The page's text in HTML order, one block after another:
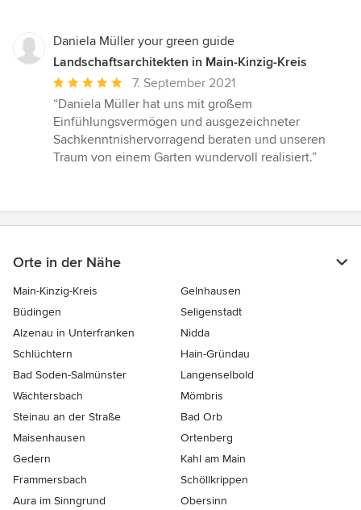
Daniela Müller your green guide
Landschaftsarchitekten in Main-Kinzig-Kreis
Durchschnittliche
Bewertung:
5
von
5
7. September 2021
“Daniela Müller hat uns mit großem
Einfühlungsvermögen und ausgezeichneter
Sachkenntnishervorragend beraten und unseren
Traum von einem Garten wundervoll realisiert.”
Orte in der Nähe
Main-Kinzig-Kreis
Gelnhausen
Büdingen
Seligenstadt
Alzenau in Unterfranken
Nidda
Schlüchtern
Hain-Gründau
Bad Soden-Salmünster
Langenselbold
Wächtersbach
Mömbris
Steinau an der Straße
Bad Orb
Maisenhausen
Ortenberg
Gedern
Kahl am Main
Frammersbach
Schöllkrippen
Aura im Sinngrund
Obersinn